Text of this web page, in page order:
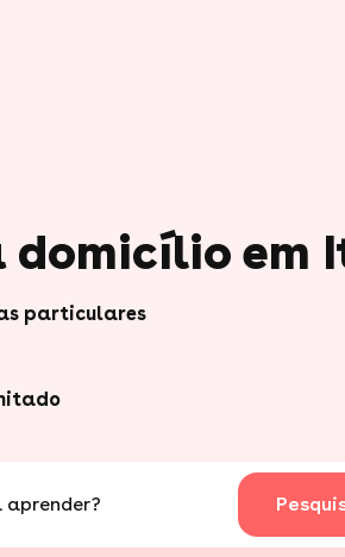
domicílio em
particulares
aprender?